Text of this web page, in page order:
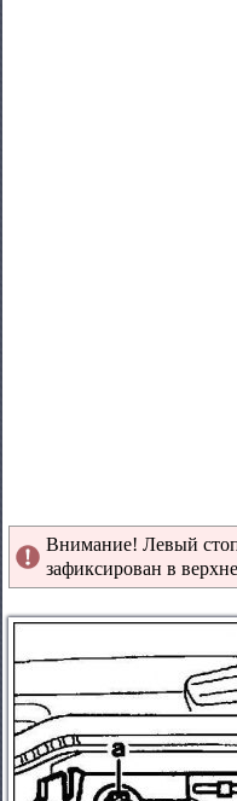
Внимание! Левый
зафиксирован в